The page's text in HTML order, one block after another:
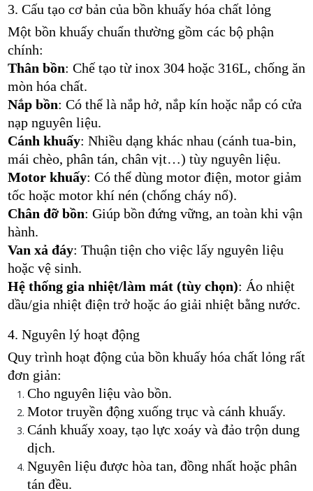
3. Cấu tạo cơ bản của bồn khuấy hóa chất lỏng
Một bồn khuấy chuẩn thường gồm các bộ phận
chính:
Thân bồn: Chế tạo từ inox 304 hoặc 316L, chống ăn
mòn hóa chất.
Nắp bồn: Có thể là nắp hở, nắp kín hoặc nắp có cửa
nạp nguyên liệu.
Cánh khuấy: Nhiều dạng khác nhau (cánh tua-bin,
mái chèo, phân tán, chân vịt…) tùy nguyên liệu.
Motor khuấy: Có thể dùng motor điện, motor giảm
tốc hoặc motor khí nén (chống cháy nổ).
Chân đỡ bồn: Giúp bồn đứng vững, an toàn khi vận
hành.
Van xả đáy: Thuận tiện cho việc lấy nguyên liệu
hoặc vệ sinh.
Hệ thống gia nhiệt/làm mát (tùy chọn): Áo nhiệt
dầu/gia nhiệt điện trở hoặc áo giải nhiệt bằng nước.
4. Nguyên lý hoạt động
Quy trình hoạt động của bồn khuấy hóa chất lỏng rất
đơn giản:
Cho nguyên liệu vào bồn.
Motor truyền động xuống trục và cánh khuấy.
Cánh khuấy xoay, tạo lực xoáy và đảo trộn dung
dịch.
Nguyên liệu được hòa tan, đồng nhất hoặc phân
tán đều.